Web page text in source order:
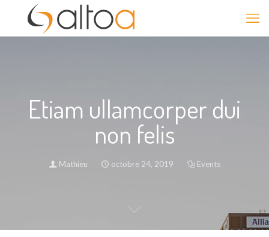
Etiam ullamcorper dui
non felis
Mathieu octobre 24, 2019 Events